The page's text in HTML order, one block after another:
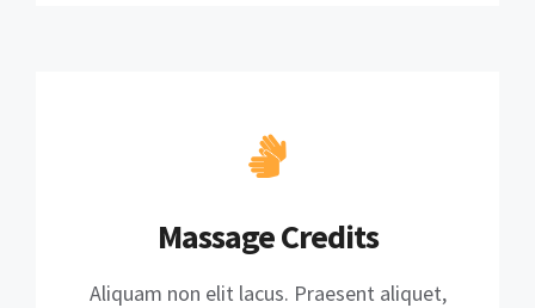
Massage Credits
Aliquam non elit lacus. Praesent aliquet,